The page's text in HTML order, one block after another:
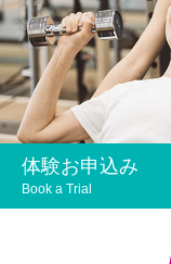
体験お申込み
Book a Trial